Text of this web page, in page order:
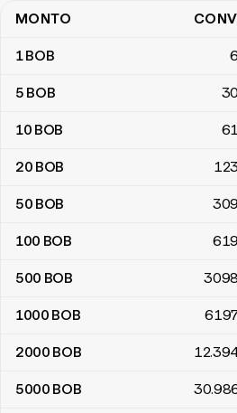
Tabla de conversión de bolivianos a
MONTO
1BOB 6
5 BOB 30
10 BOB 61
20 BOB 123
50 BOB 309
100 BOB 619
500 BOB 3098
1000 BOB
2000 BOB
5000 BOB